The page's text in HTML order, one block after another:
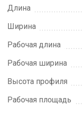
Длина
Ширина
Рабочая длина
Рабочая ширина
Высота профиля
Рабочая площадь